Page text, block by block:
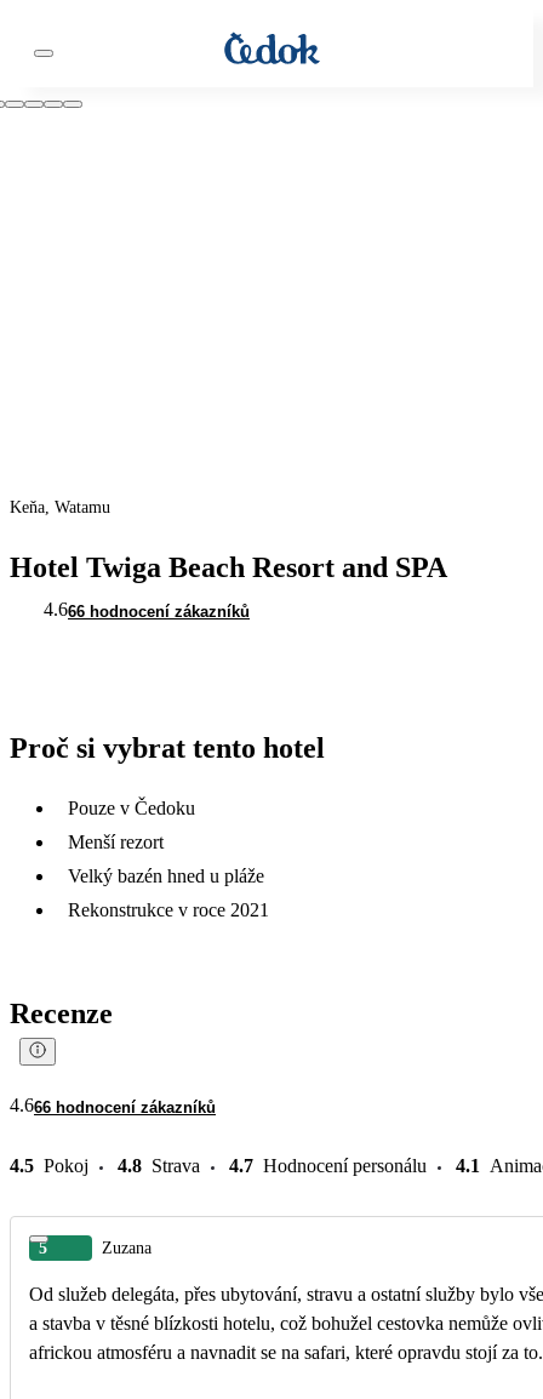
Keňa, Watamu
Hotel Twiga Beach Resort and SPA
4.666 hodnocení zákazníků
Proč si vybrat tento hotel
Pouze v Čedoku
Menší rezort
Velký bazén hned u pláže
Rekonstrukce v roce 2021
Recenze
4.666 hodnocení zákazníků
4.5 Pokoj 4.8 Strava 4.7 Hodnocení personálu 4.1
5 Zuzana
Od služeb delegáta, přes ubytování, stravu a ostatní služby bylo
a stavba v těsné blízkosti hotelu, což bohužel cestovka nemůže ovlivnit. A cesta z letiště v Evropě běžně trvající cca 1,5hodiny trvá 3,5hodiny. Ale cestou už
africkou atmosféru a navnadit se na safari, které opravdu stojí za to.